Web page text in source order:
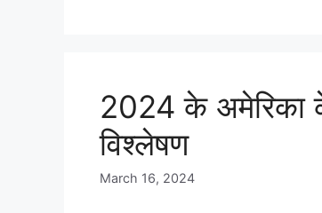
2024 के अमेरिका
विश्लेषण
March 16, 2024